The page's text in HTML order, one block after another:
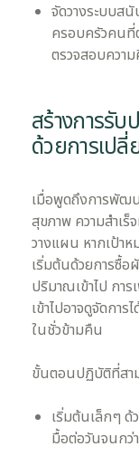
จัดวางระบบส
ครอบครัวคนที่
ตรวจสอบควา
สร้างการรั
ด้วยการเป
เมื่อพูดถึงการพัฒ
สุขภาพ ความสำเ
วางแผน หากเป้า
เริ่มต้นด้วยการซื้
ปริมาณเข้าไป กา
เข้าไปอาจดูจัดกา
ในชั่วข้ามคืน
ขั้นตอนปฏิบัติที่สา
เริ่มต้นเล็กๆ
มื้อต่อวันจนกว่